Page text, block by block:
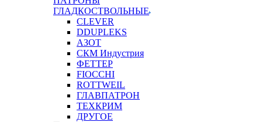
ГЛАДКОСТВОЛЬНЫЕ
CLEVER
DDUPLEKS
АЗОТ
СКМ Индустрия
ФЕТТЕР
FIOCCHI
ROTTWEIL
ГЛАВПАТРОН
ТЕХКРИМ
ДРУГОЕ